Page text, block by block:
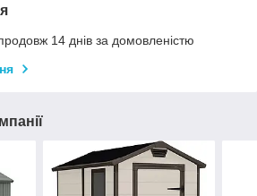
14 днів за домовленістю